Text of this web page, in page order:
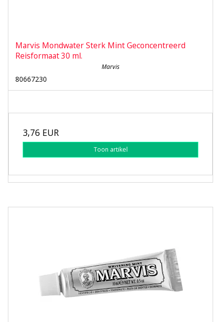
Marvis Mondwater Sterk Mint Geconcentreerd
Reisformaat 30 ml.
Marvis
80667230
3,76 EUR
Toon artikel